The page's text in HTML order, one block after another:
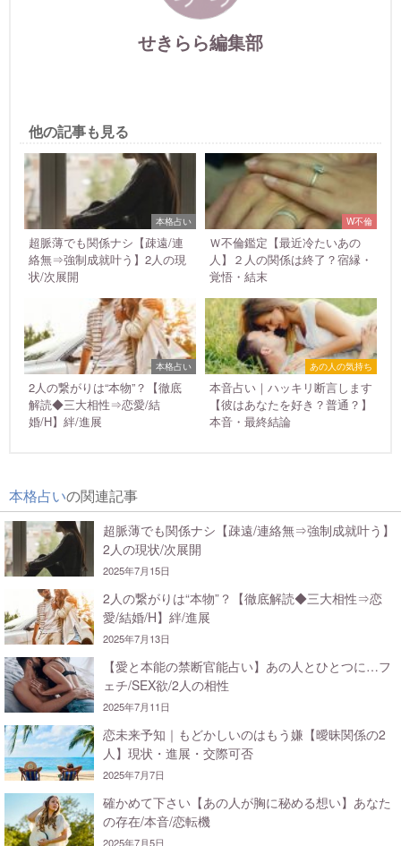
せきらら編集部
他の記事も見る
本格占い
超脈薄でも関係ナシ【疎遠/連
絡無⇒強制成就叶う】2人の現
状/次展開
W不倫
Ｗ不倫鑑定【最近冷たいあの
人】２人の関係は終了？宿縁・
覚悟・結末
本格占い
2人の繋がりは“本物”？【徹底
解読◆三大相性⇒恋愛/結
婚/H】絆/進展
あの人の気持ち
本音占い｜ハッキリ断言します
【彼はあなたを好き？普通？】
本音・最終結論
本格占いの関連記事
超脈薄でも関係ナシ【疎遠/連絡無⇒強制成就叶う】
2人の現状/次展開
2025年7月15日
2人の繋がりは“本物”？【徹底解読◆三大相性⇒恋
愛/結婚/H】絆/進展
2025年7月13日
【愛と本能の禁断官能占い】あの人とひとつに…フ
ェチ/SEX欲/2人の相性
2025年7月11日
恋未来予知｜もどかしいのはもう嫌【曖昧関係の2
人】現状・進展・交際可否
2025年7月7日
確かめて下さい【あの人が胸に秘める想い】あなた
の存在/本音/恋転機
2025年7月5日